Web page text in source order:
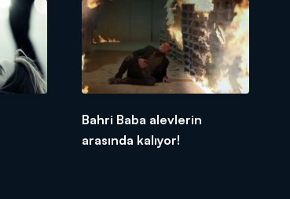
Bahri Baba alevlerin
arasında kalıyor!